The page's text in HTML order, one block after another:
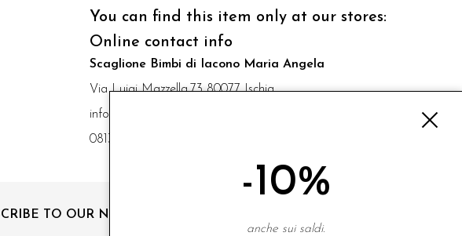
You can find this item only at our stores:
Online contact info
Scaglione Bimbi di Iacono Maria Angela
Via Luigi Mazzella,73 80077 Ischia
info@scaglionebimbi.com
0813331162
TO OUR NEWSLETTER
-10%
anche sui saldi.